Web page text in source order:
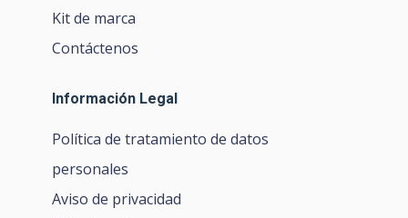
Kit de marca
Contáctenos
Información Legal
Política de tratamiento de datos
personales
Aviso de privacidad